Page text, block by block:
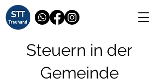
Steuern in der
Gemeinde